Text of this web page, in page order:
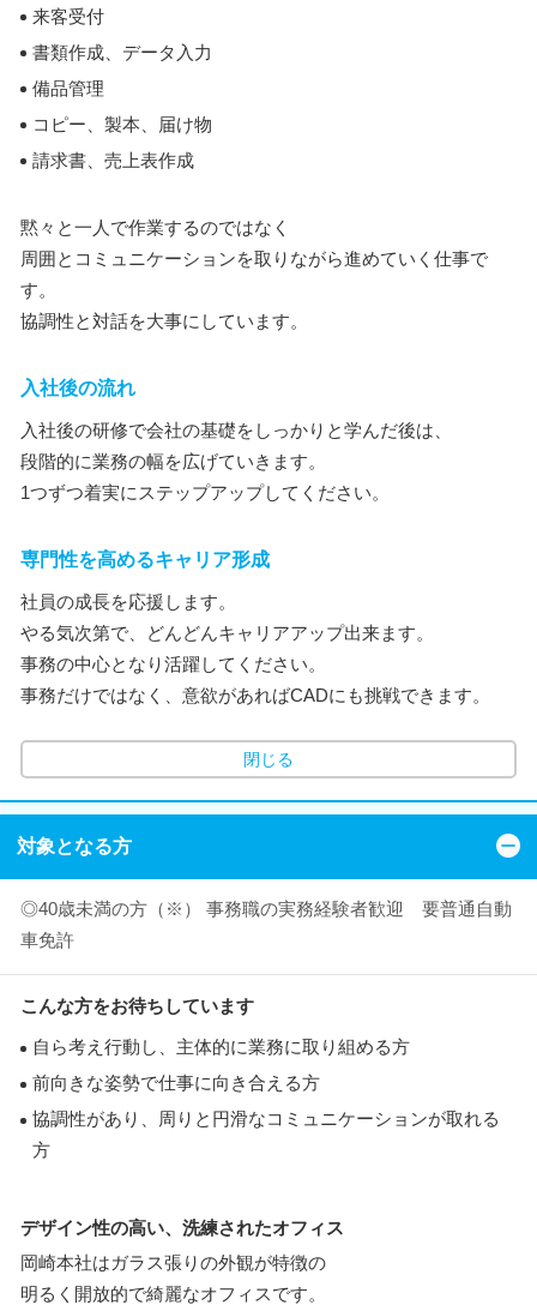
来客受付
書類作成、データ入力
備品管理
コピー、製本、届け物
請求書、売上表作成
黙々と一人で作業するのではなく
周囲とコミュニケーションを取りながら進めていく仕事で
す。
協調性と対話を大事にしています。
入社後の流れ
入社後の研修で会社の基礎をしっかりと学んだ後は、
段階的に業務の幅を広げていきます。
1つずつ着実にステップアップしてください。
専門性を高めるキャリア形成
社員の成長を応援します。
やる気次第で、どんどんキャリアアップ出来ます。
事務の中心となり活躍してください。
事務だけではなく、意欲があればCADにも挑戦できます。
閉じる
対象となる方
◎40歳未満の方（※） 事務職の実務経験者歓迎 要普通自動
車免許
こんな方をお待ちしています
自ら考え行動し、主体的に業務に取り組める方
前向きな姿勢で仕事に向き合える方
協調性があり、周りと円滑なコミュニケーションが取れる
方
デザイン性の高い、洗練されたオフィス
岡崎本社はガラス張りの外観が特徴の
明るく開放的で綺麗なオフィスです。